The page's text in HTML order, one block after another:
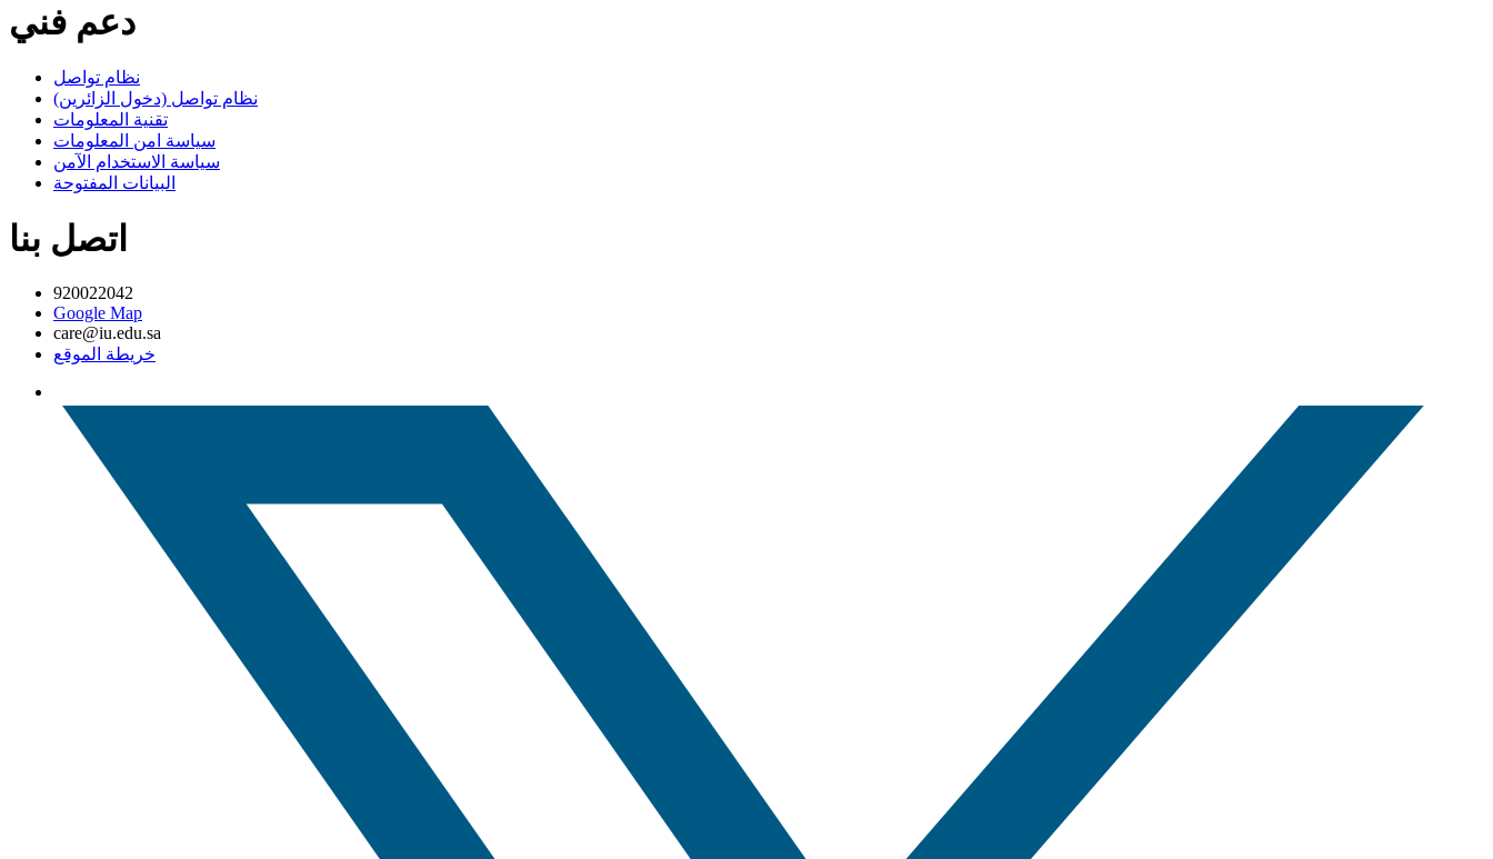
دعم فني
نظام تواصل
نظام تواصل (دخول الزائرين)
تقنية المعلومات
سياسة امن المعلومات
سياسة الاستخدام الآمن
البيانات المفتوحة
اتصل بنا
920022042
Google Map
care@iu.edu.sa
خريطة الموقع